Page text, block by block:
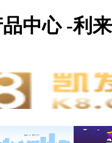
中心 -利